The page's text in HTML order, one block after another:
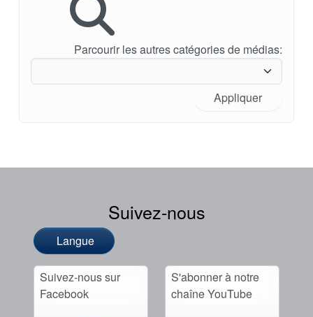
Parcourir les autres catégories de médias:
Appliquer
Suivez-nous
Langue
Suivez-nous sur
Facebook
S'abonner à notre
chaîne YouTube